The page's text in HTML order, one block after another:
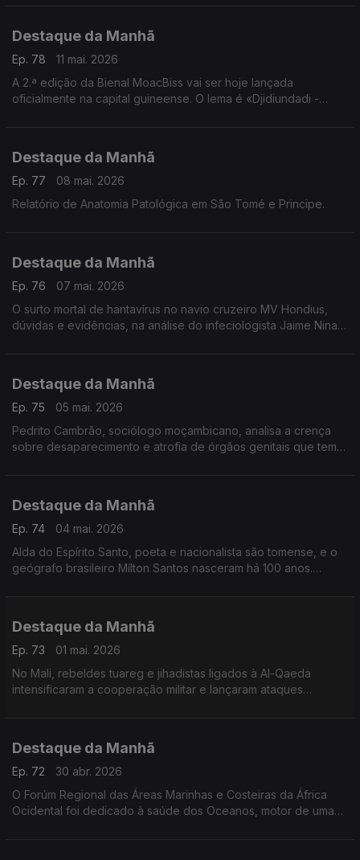
Destaque da Manhã
Ep. 78
11 mai. 2026
A 2.ª edição da Bienal MoacBiss vai ser hoje lançada
oficialmente na capital guineense. O lema é «Djidiundadi -
Destaque da Manhã
Ep. 77
08 mai. 2026
Relatório de Anatomia Patológica em São Tomé e Principe.
Destaque da Manhã
Ep. 76
07 mai. 2026
O surto mortal de hantavírus no navio cruzeiro MV Hondius,
dúvidas e evidências, na análise do infeciologista Jaime Nina,
Destaque da Manhã
Ep. 75
05 mai. 2026
Pedrito Cambrão, sociólogo moçambicano, analisa a crença
sobre desaparecimento e atrofia de órgãos genitais que tem
Destaque da Manhã
Ep. 74
04 mai. 2026
Alda do Espírito Santo, poeta e nacionalista são tomense, e o
geógrafo brasileiro Mílton Santos nasceram há 100 anos.
Destaque da Manhã
Ep. 73
01 mai. 2026
No Mali, rebeldes tuareg e jihadistas ligados à Al-Qaeda
intensificaram a cooperação militar e lançaram ataques
Destaque da Manhã
Ep. 72
30 abr. 2026
O Forúm Regional das Áreas Marinhas e Costeiras da África
Ocidental foi dedicado à saúde dos Oceanos, motor de uma